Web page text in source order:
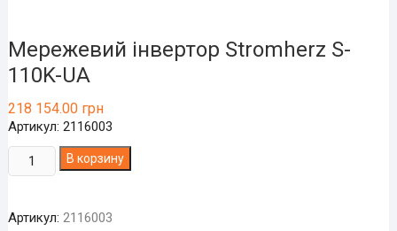
Мережевий інвертор Stromherz S-
110K-UA
218 154.00 грн
Артикул: 2116003
Количество
товара
інвертор
В корзину
Артикул: 2116003